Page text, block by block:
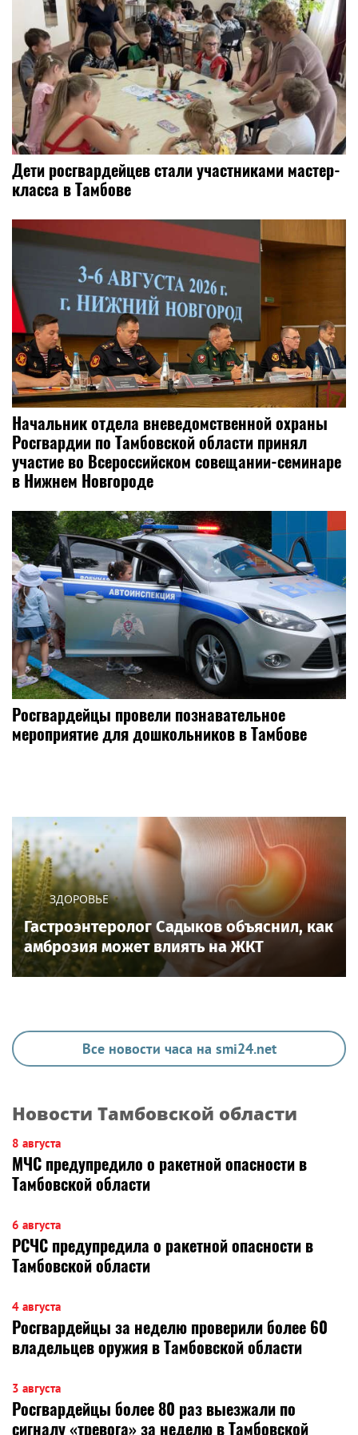
Дети росгвардейцев стали участниками мастер-
класса в Тамбове
Начальник отдела вневедомственной охраны
Росгвардии по Тамбовской области принял
участие во Всероссийском совещании-семинаре
в Нижнем Новгороде
Росгвардейцы провели познавательное
мероприятие для дошкольников в Тамбове
ЗДОРОВЬЕ
Гастроэнтеролог Садыков объяснил, как
амброзия может влиять на ЖКТ
Все новости часа на smi24.net
Новости Тамбовской области
8 августа
МЧС предупредило о ракетной опасности в
Тамбовской области
6 августа
РСЧС предупредила о ракетной опасности в
Тамбовской области
4 августа
Росгвардейцы за неделю проверили более 60
владельцев оружия в Тамбовской области
3 августа
Росгвардейцы более 80 раз выезжали по
сигналу «тревога» за неделю в Тамбовской